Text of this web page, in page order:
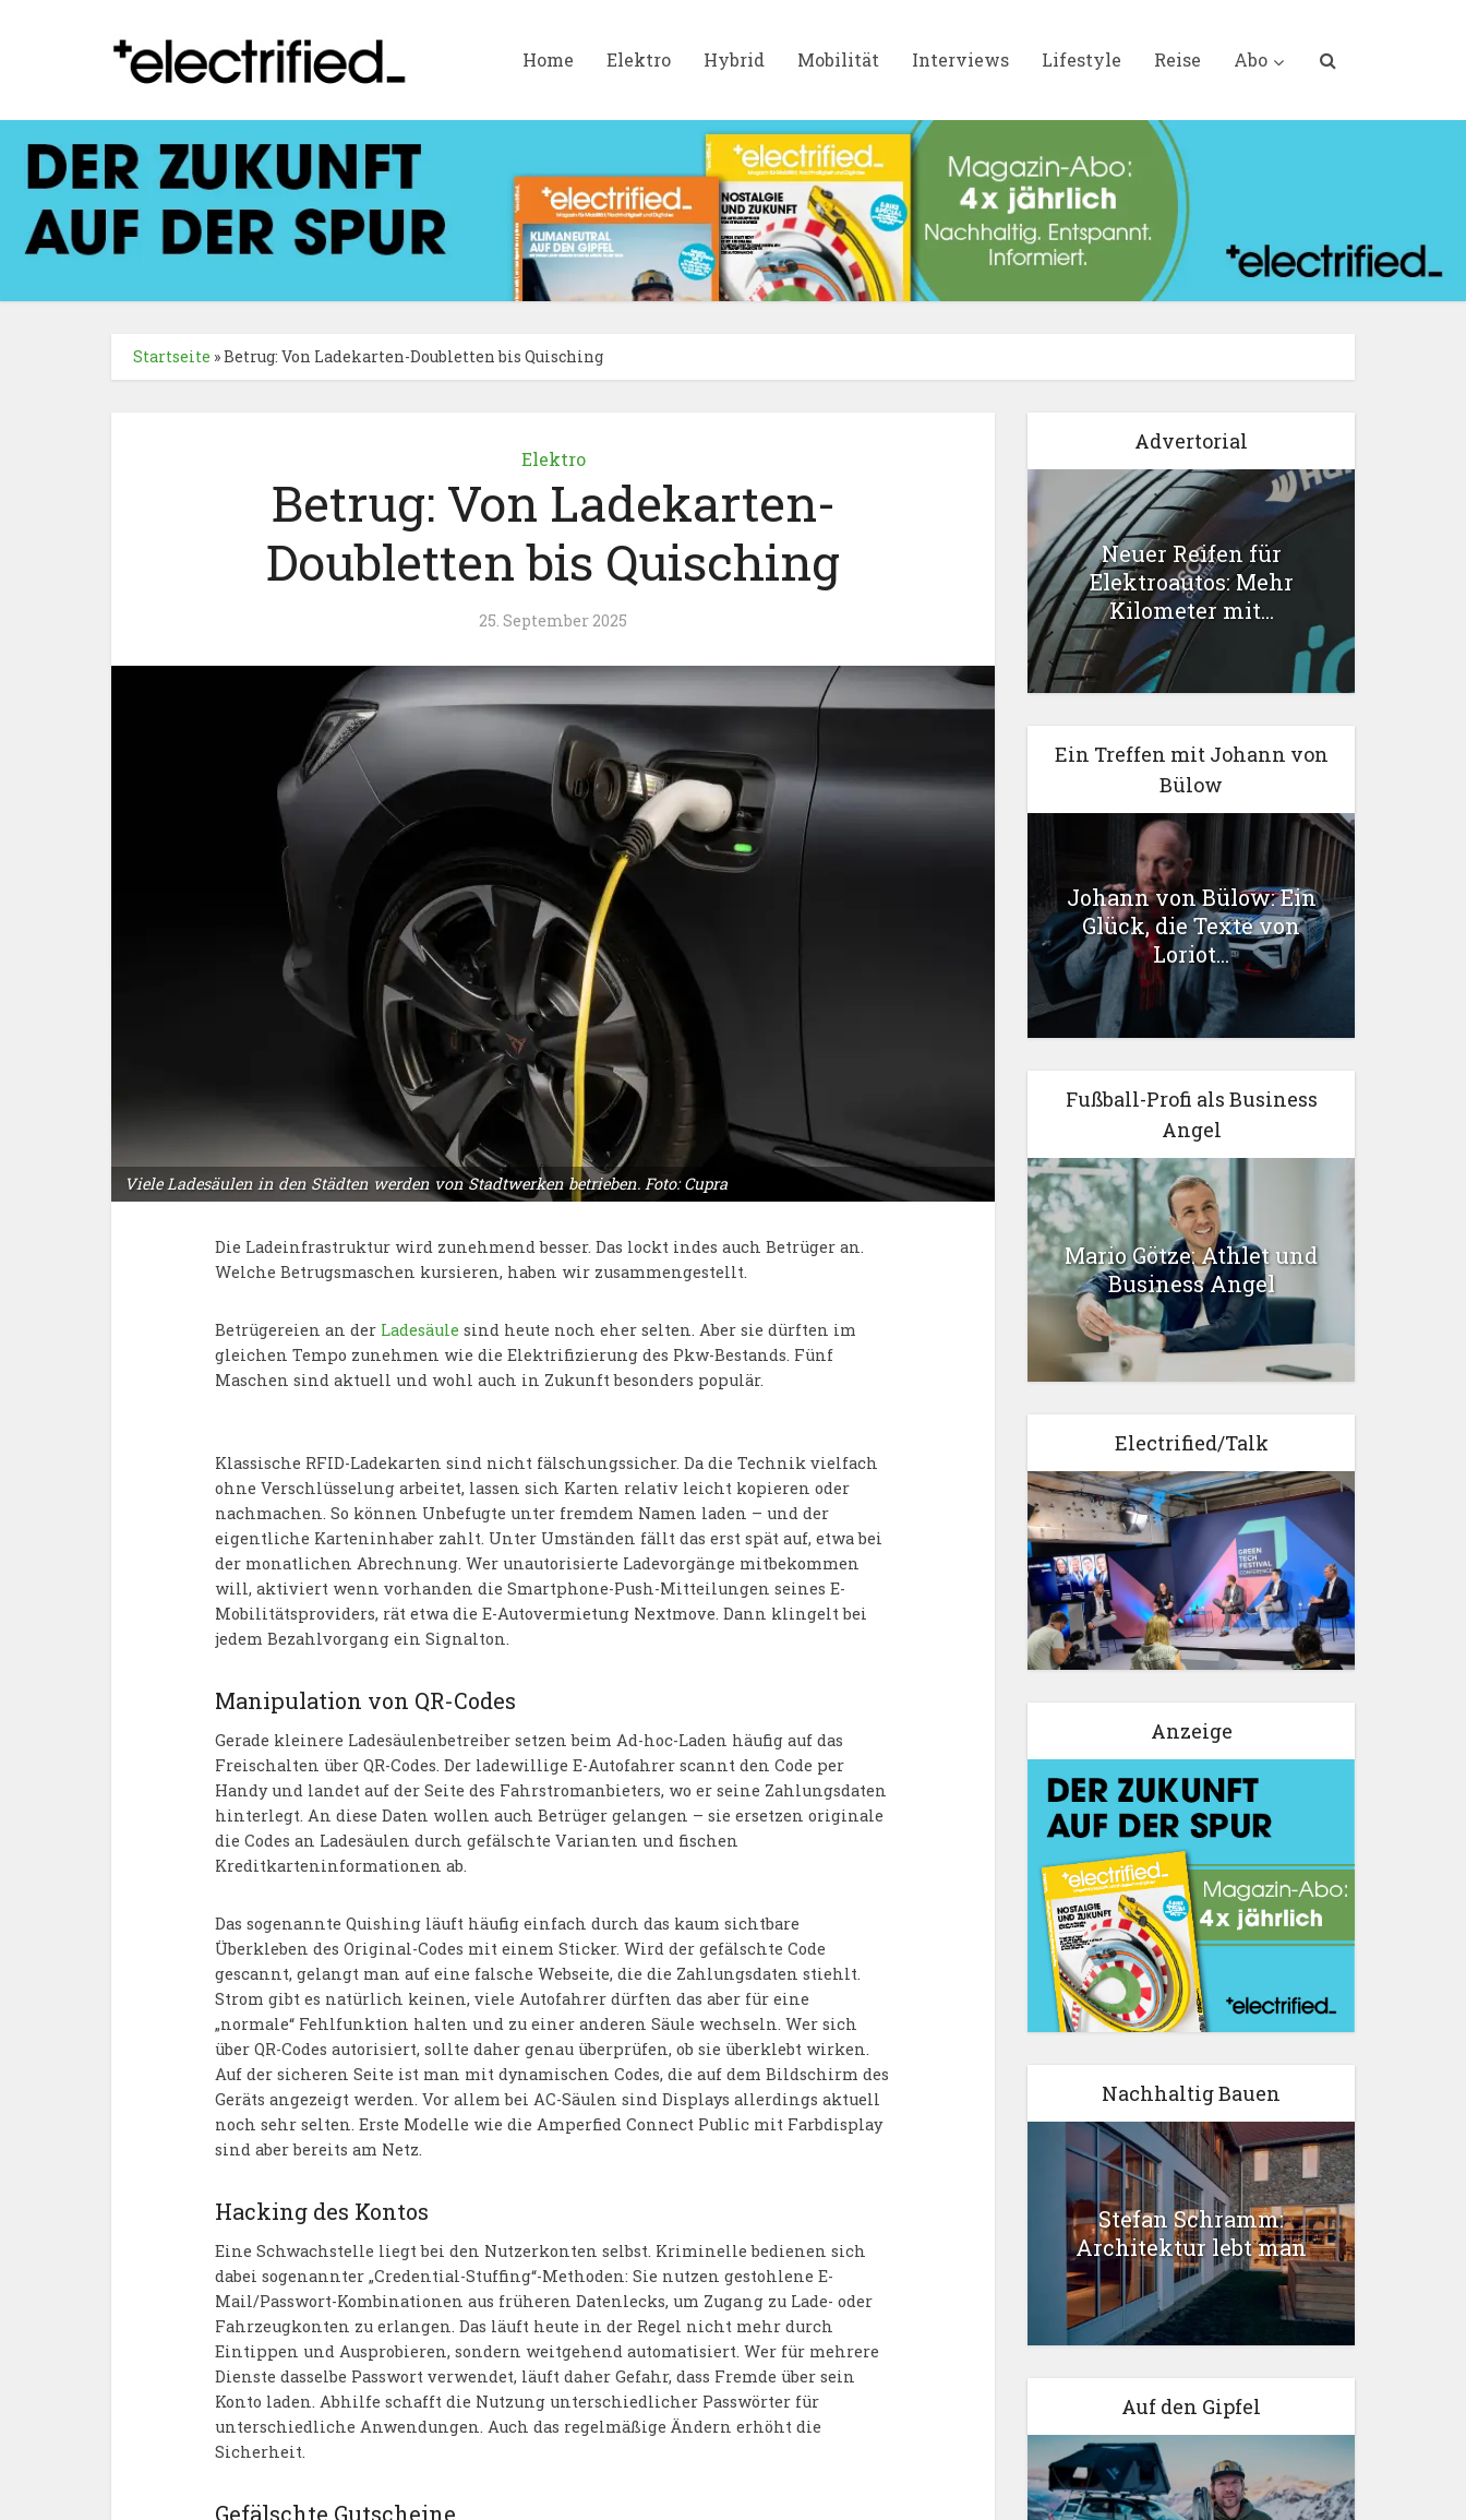
Home Elektro Hybrid Mobilität Interviews Lifestyle Reise Abo
Startseite »Betrug: Von Ladekarten-Doubletten bis Quisching
Elektro
Betrug: Von Ladekarten-
Doubletten bis Quisching
25. September 2025
Viele Ladesäulen in den Städten werden von Stadtwerken betrieben. Foto: Cupra
Die Ladeinfrastruktur wird zunehmend besser. Das lockt indes auch Betrüger an.
Welche Betrugsmaschen kursieren, haben wir zusammengestellt.
Betrügereien an der Ladesäule sind heute noch eher selten. Aber sie dürften im
gleichen Tempo zunehmen wie die Elektrifizierung des Pkw-Bestands. Fünf
Maschen sind aktuell und wohl auch in Zukunft besonders populär.
Klassische RFID-Ladekarten sind nicht fälschungssicher. Da die Technik vielfach
ohne Verschlüsselung arbeitet, lassen sich Karten relativ leicht kopieren oder
nachmachen. So können Unbefugte unter fremdem Namen laden – und der
eigentliche Karteninhaber zahlt. Unter Umständen fällt das erst spät auf, etwa bei
der monatlichen Abrechnung. Wer unautorisierte Ladevorgänge mitbekommen
will, aktiviert wenn vorhanden die Smartphone-Push-Mitteilungen seines E-
Mobilitätsproviders, rät etwa die E-Autovermietung Nextmove. Dann klingelt bei
jedem Bezahlvorgang ein Signalton.
Manipulation von QR-Codes
Gerade kleinere Ladesäulenbetreiber setzen beim Ad-hoc-Laden häufig auf das
Freischalten über QR-Codes. Der ladewillige E-Autofahrer scannt den Code per
Handy und landet auf der Seite des Fahrstromanbieters, wo er seine Zahlungsdaten
hinterlegt. An diese Daten wollen auch Betrüger gelangen – sie ersetzen originale
die Codes an Ladesäulen durch gefälschte Varianten und fischen
Kreditkarteninformationen ab.
Das sogenannte Quishing läuft häufig einfach durch das kaum sichtbare
Überkleben des Original-Codes mit einem Sticker. Wird der gefälschte Code
gescannt, gelangt man auf eine falsche Webseite, die die Zahlungsdaten stiehlt.
Strom gibt es natürlich keinen, viele Autofahrer dürften das aber für eine
„normale“ Fehlfunktion halten und zu einer anderen Säule wechseln. Wer sich
über QR-Codes autorisiert, sollte daher genau überprüfen, ob sie überklebt wirken.
Auf der sicheren Seite ist man mit dynamischen Codes, die auf dem Bildschirm des
Geräts angezeigt werden. Vor allem bei AC-Säulen sind Displays allerdings aktuell
noch sehr selten. Erste Modelle wie die Amperfied Connect Public mit Farbdisplay
sind aber bereits am Netz.
Hacking des Kontos
Eine Schwachstelle liegt bei den Nutzerkonten selbst. Kriminelle bedienen sich
dabei sogenannter „Credential-Stuffing“-Methoden: Sie nutzen gestohlene E-
Mail/Passwort-Kombinationen aus früheren Datenlecks, um Zugang zu Lade- oder
Fahrzeugkonten zu erlangen. Das läuft heute in der Regel nicht mehr durch
Eintippen und Ausprobieren, sondern weitgehend automatisiert. Wer für mehrere
Dienste dasselbe Passwort verwendet, läuft daher Gefahr, dass Fremde über sein
Konto laden. Abhilfe schafft die Nutzung unterschiedlicher Passwörter für
unterschiedliche Anwendungen. Auch das regelmäßige Ändern erhöht die
Sicherheit.
Gefälschte Gutscheine
Advertorial
Neuer Reifen für
Elektroautos: Mehr
Kilometer mit...
Ein Treffen mit Johann von
Bülow
Johann von Bülow: Ein
Glück, die Texte von
Loriot...
Fußball-Profi als Business
Angel
Mario Götze: Athlet und
Business Angel
Electrified/Talk
Anzeige
Nachhaltig Bauen
Stefan Schramm:
Architektur lebt man
Auf den Gipfel